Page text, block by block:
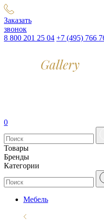
Заказать
звонок
8 800 201 25 04 +7 (495) 766
0
Товары
Бренды
Категории
Мебель